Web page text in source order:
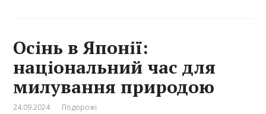
Осінь в Японії:
національний час для
милування природою
24.09.2024 Подорожі